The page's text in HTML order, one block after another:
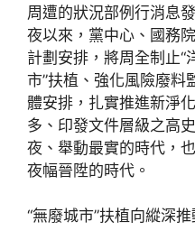
周遭的狀況部例行消息
夜以來，黨中心、國務
計劃安排，將周全制止“
市”扶植、強化風險廢料
體安排，扎實推進新淨
多、印發文件層級之高
夜、舉動最實的時代，
夜幅晉陞的時代。
“無廢城市”扶植向縱深推